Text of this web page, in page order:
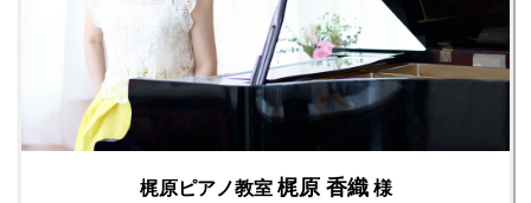
梶原ピアノ教室梶原 香織様